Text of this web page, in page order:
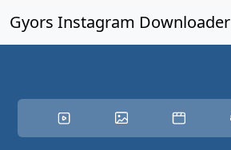
Gyors Instagram Downloader